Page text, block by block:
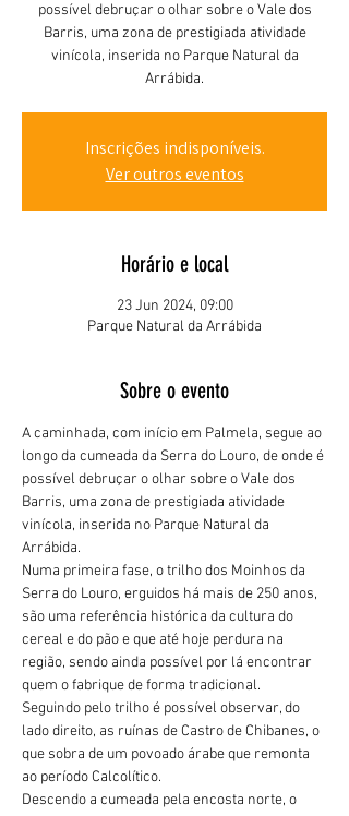
possível debruçar o olhar sobre o Vale dos
Barris, uma zona de prestigiada atividade
vinícola, inserida no Parque Natural da
Arrábida.
Inscrições indisponíveis.
Ver outros eventos
Horário e local
23 Jun 2024, 09:00
Parque Natural da Arrábida
Sobre o evento
A caminhada, com início em Palmela, segue ao
longo da cumeada da Serra do Louro, de onde é
possível debruçar o olhar sobre o Vale dos
Barris, uma zona de prestigiada atividade
vinícola, inserida no Parque Natural da
Arrábida.
Numa primeira fase, o trilho dos Moinhos da
Serra do Louro, erguidos há mais de 250 anos,
são uma referência histórica da cultura do
cereal e do pão e que até hoje perdura na
região, sendo ainda possível por lá encontrar
quem o fabrique de forma tradicional.
Seguindo pelo trilho é possível observar, do
lado direito, as ruínas de Castro de Chibanes, o
que sobra de um povoado árabe que remonta
ao período Calcolítico.
Descendo a cumeada pela encosta norte, o